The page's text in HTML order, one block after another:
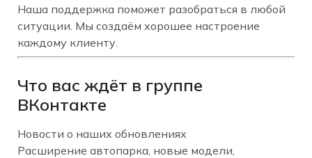
Наша поддержка поможет разобраться в любой
ситуации. Мы создаём хорошее настроение
каждому клиенту.
Что вас ждёт в группе
ВКонтакте
Новости о наших обновлениях
Расширение автопарка, новые модели,